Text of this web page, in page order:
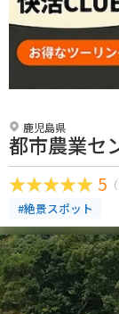
鹿児島県
都市農業セ
5
#絶景スポット